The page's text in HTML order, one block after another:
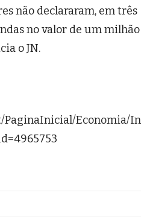
não declararam, em três
no valor de um milhão
o JN.
PaginaInicial/Economia/In